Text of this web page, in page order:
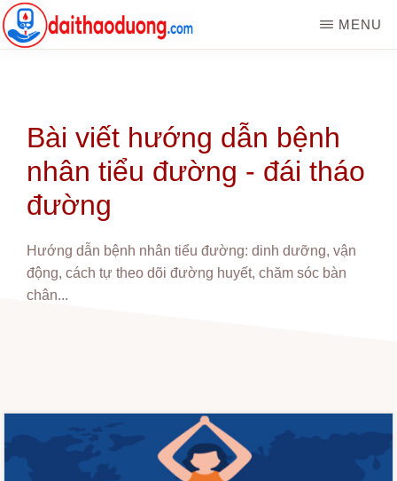
Skip
to
đường
MENU
Bài viết hướng dẫn bệnh
nhân tiểu đường - đái tháo
đường
Hướng dẫn bệnh nhân tiểu đường: dinh dưỡng, vận
động, cách tự theo dõi đường huyết, chăm sóc bàn
chân...